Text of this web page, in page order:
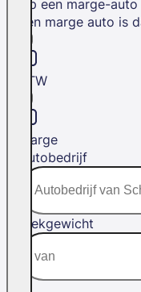
Op een marge-
een marge auto is
BTW
Marge
Autobedrijf
Trekgewicht